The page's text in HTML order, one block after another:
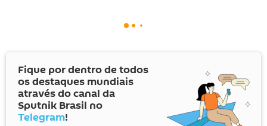
Fique por dentro de todos
os destaques mundiais
através do canal da
Sputnik Brasil no
Telegram!